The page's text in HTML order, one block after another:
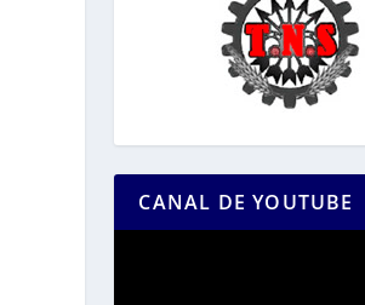
CANAL DE YOUTUBE